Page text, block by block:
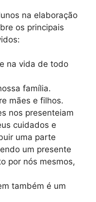
na elaboração
os principais
na vida de todo
família.
mães e filhos.
nos presenteiam
cuidados e
uma parte
um presente
por nós mesmos,
também é um